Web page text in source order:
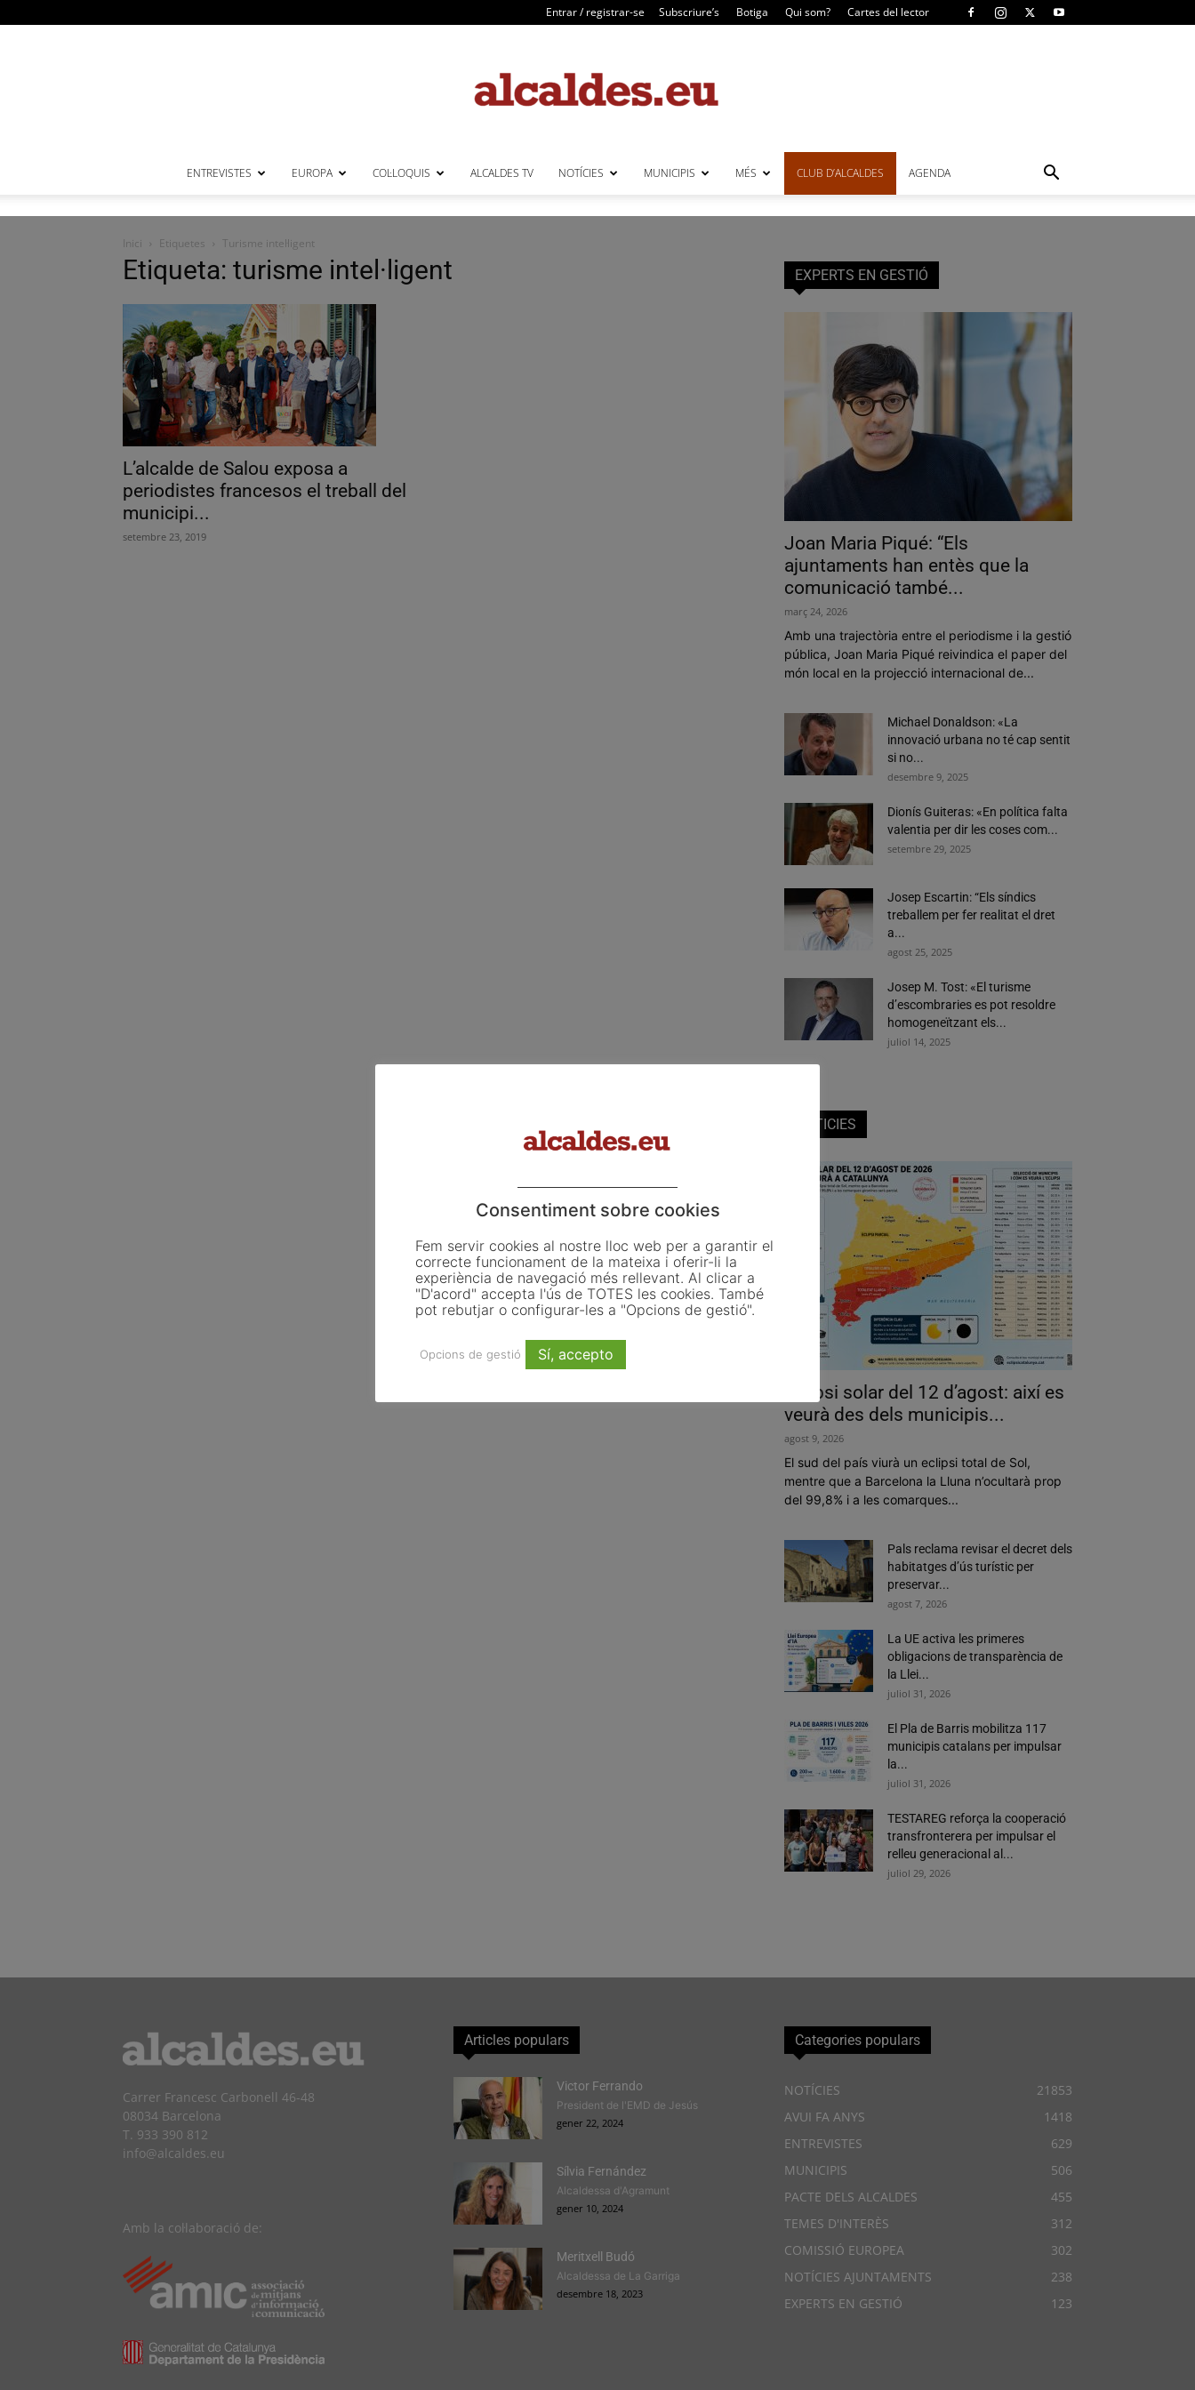
Entrar / registrar-se Subscriure’s Botiga Qui som? Cartes del lector
ENTREVISTES EUROPA COL·LOQUIS ALCALDES TV NOTÍCIES MUNICIPIS MÉS CLUB D’ALCALDES AGENDA
Inici Etiquetes Turisme intel·ligent
Etiqueta: turisme intel·ligent
L’alcalde de Salou exposa a
periodistes francesos el treball del
municipi...
setembre 23, 2019
EXPERTS EN GESTIÓ
Joan Maria Piqué: “Els
ajuntaments han entès que la
comunicació també...
març 24, 2026
Amb una trajectòria entre el periodisme i la gestió
pública, Joan Maria Piqué reivindica el paper del
món local en la projecció internacional de...
Michael Donaldson: «La
innovació urbana no té cap sentit
si no...
desembre 9, 2025
Dionís Guiteras: «En política falta
valentia per dir les coses com...
setembre 29, 2025
Josep Escartin: “Els síndics
treballem per fer realitat el dret
a...
agost 25, 2025
Josep M. Tost: «El turisme
d’escombraries es pot resoldre
homogeneïtzant els...
juliol 14, 2025
NOTICIES
Eclipsi solar del 12 d’agost: així es
veurà des dels municipis...
agost 9, 2026
El sud del país viurà un eclipsi total de Sol,
mentre que a Barcelona la Lluna n’ocultarà prop
del 99,8% i a les comarques...
Pals reclama revisar el decret dels
habitatges d’ús turístic per
preservar...
agost 7, 2026
La UE activa les primeres
obligacions de transparència de
la Llei...
juliol 31, 2026
El Pla de Barris mobilitza 117
municipis catalans per impulsar
la...
juliol 31, 2026
TESTAREG reforça la cooperació
transfronterera per impulsar el
relleu generacional al...
juliol 29, 2026
Carrer Francesc Carbonell 46-48
08034 Barcelona
T. 933 390 812
info@alcaldes.eu
Amb la col·laboració de:
Articles populars
Victor Ferrando
President de l'EMD de Jesús
gener 22, 2024
Sílvia Fernández
Alcaldessa d'Agramunt
gener 10, 2024
Meritxell Budó
Alcaldessa de La Garriga
desembre 18, 2023
Categories populars
NOTÍCIES
21853
AVUI FA ANYS
1418
ENTREVISTES
629
MUNICIPIS
506
PACTE DELS ALCALDES
455
TEMES D'INTERÈS
312
COMISSIÓ EUROPEA
302
NOTÍCIES AJUNTAMENTS
238
EXPERTS EN GESTIÓ
123
Consentiment sobre cookies
Fem servir cookies al nostre lloc web per a garantir el
correcte funcionament de la mateixa i oferir-li la
experiència de navegació més rellevant. Al clicar a
"D'acord" accepta l'ús de TOTES les cookies. També
pot rebutjar o configurar-les a "Opcions de gestió".
Opcions de gestió Sí, accepto